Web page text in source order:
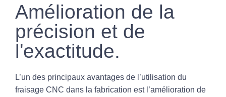
Amélioration de la
précision et de
l'exactitude.
L’un des principaux avantages de l’utilisation du
fraisage CNC dans la fabrication est l’amélioration de